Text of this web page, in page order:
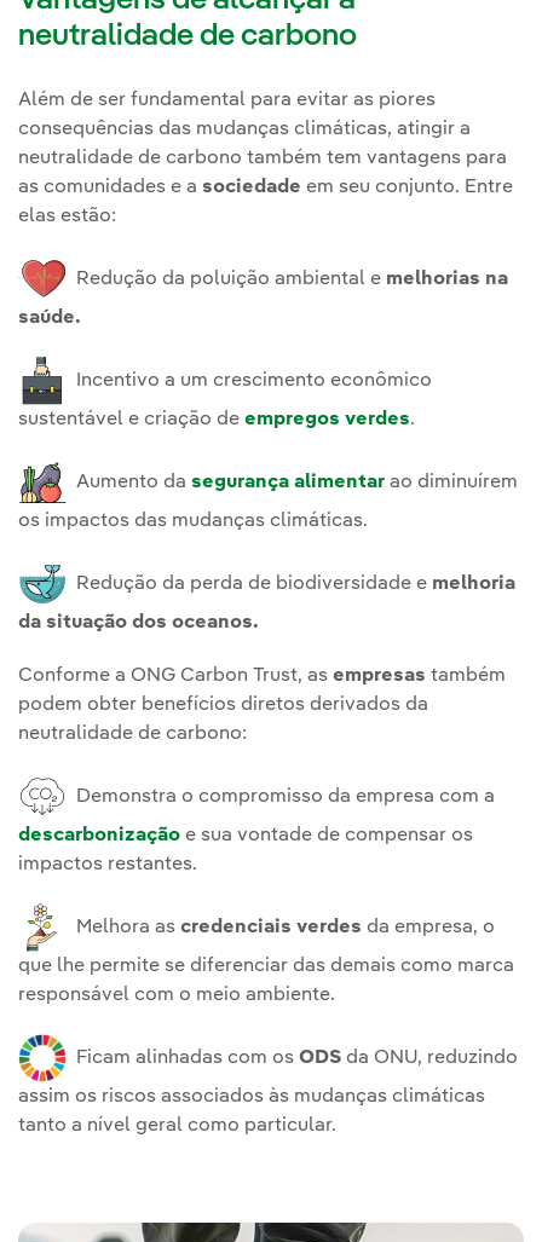
neutralidade de carbono
Além de ser fundamental para evitar as piores
consequências das mudanças climáticas, atingir a
neutralidade de carbono também tem vantagens para
as comunidades e a sociedade em seu conjunto. Entre
elas estão:
Redução da poluição ambiental e melhorias na
saúde.
Incentivo a um crescimento econômico
sustentável e criação de empregos verdes.
Aumento da segurança alimentar ao diminuírem
os impactos das mudanças climáticas.
Redução da perda de biodiversidade e melhoria
da situação dos oceanos.
Conforme a ONG Carbon Trust, as empresas também
podem obter benefícios diretos derivados da
neutralidade de carbono:
Demonstra o compromisso da empresa com a
descarbonização e sua vontade de compensar os
impactos restantes.
Melhora as credenciais verdes da empresa, o
que lhe permite se diferenciar das demais como marca
responsável com o meio ambiente.
Ficam alinhadas com os ODS da ONU, reduzindo
assim os riscos associados às mudanças climáticas
tanto a nível geral como particular.